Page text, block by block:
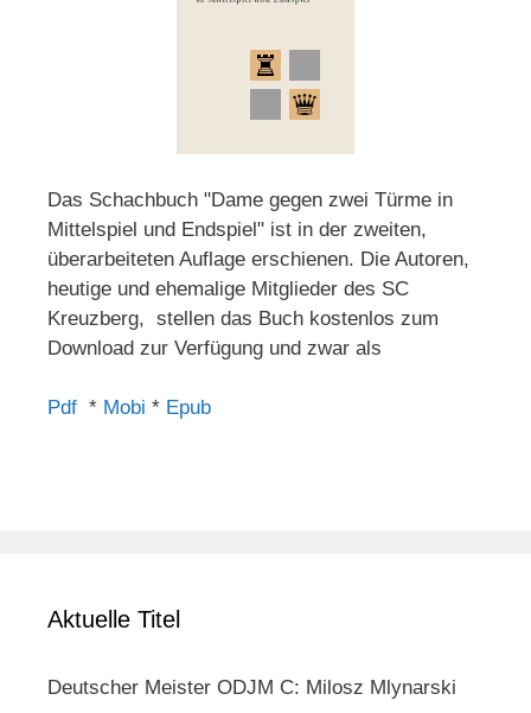
Das Schachbuch "Dame gegen zwei Türme in
Mittelspiel und Endspiel" ist in der zweiten,
überarbeiteten Auflage erschienen. Die Autoren,
heutige und ehemalige Mitglieder des SC
Kreuzberg, stellen das Buch kostenlos zum
Download zur Verfügung und zwar als
Pdf * Mobi * Epub
Aktuelle Titel
Deutscher Meister ODJM C: Milosz Mlynarski